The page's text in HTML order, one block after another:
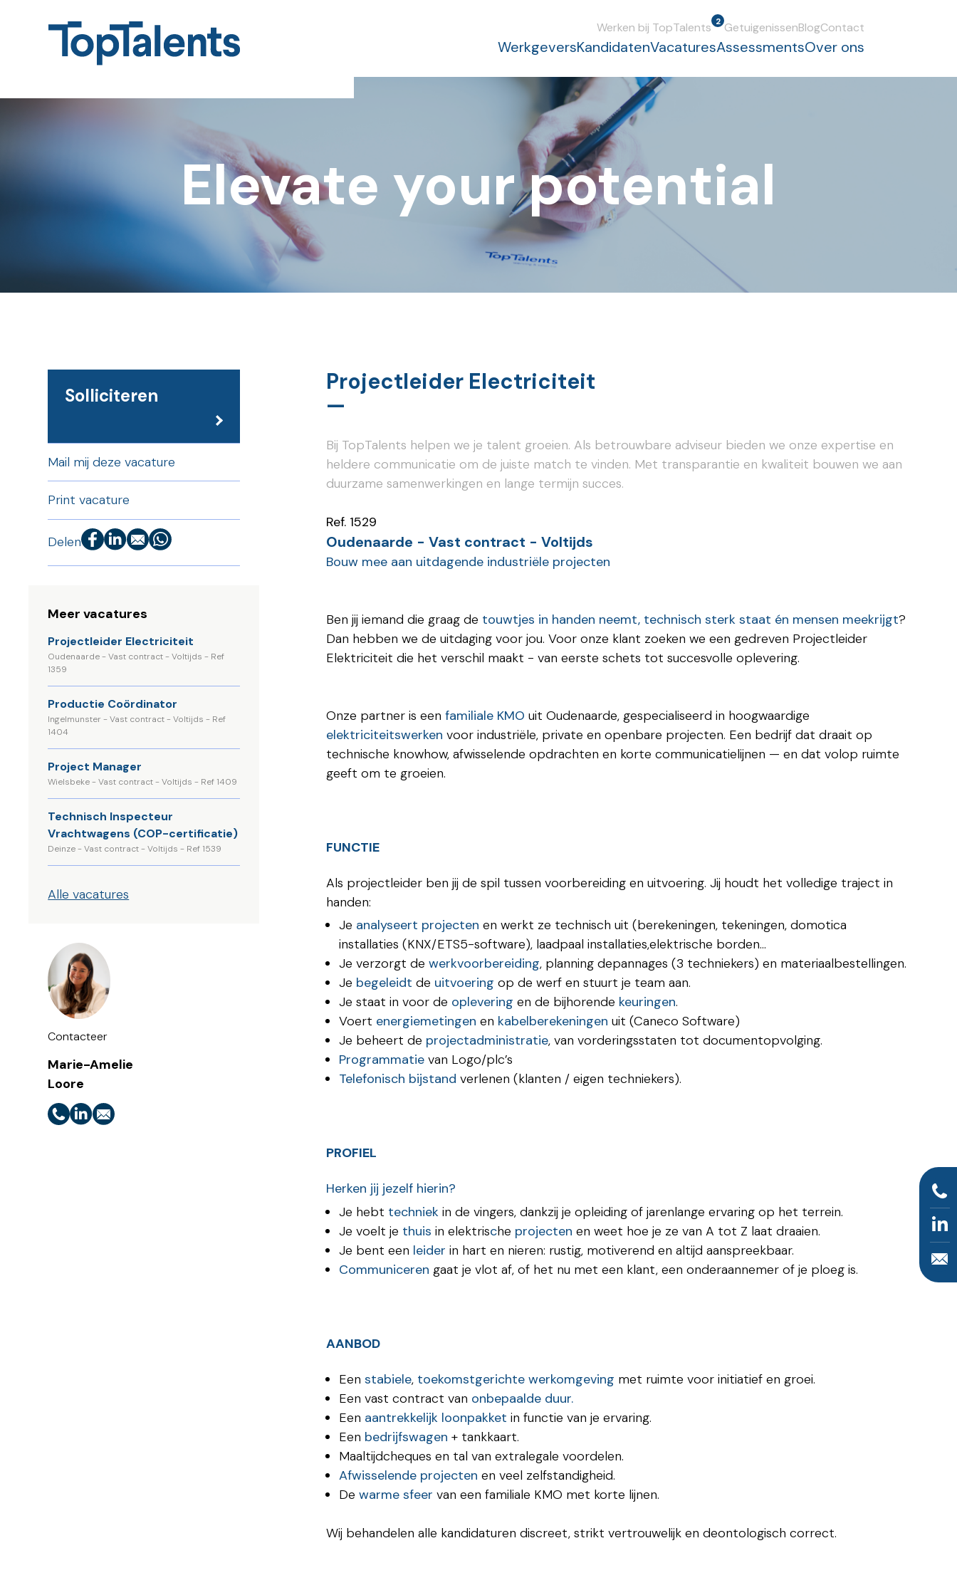
WerkgeversKandidatenVacaturesAssessmentsOver ons
Werken bij TopTalents 2 GetuigenissenBlogContact
Elevate your potential
Solliciteren
Mail mij deze vacature
Print vacature
Delen
Meer vacatures
Projectleider Electriciteit
Oudenaarde - Vast contract - Voltijds - Ref
1359
Productie Coördinator
Ingelmunster - Vast contract - Voltijds - Ref
1404
Project Manager
Wielsbeke - Vast contract - Voltijds - Ref 1409
Technisch Inspecteur
Vrachtwagens (COP-certificatie)
Deinze - Vast contract - Voltijds - Ref 1539
Alle vacatures
Contacteer
Marie-Amelie
Loore
Projectleider Electriciteit
—
Bij TopTalents helpen we je talent groeien. Als betrouwbare adviseur bieden we onze expertise en
heldere communicatie om de juiste match te vinden. Met transparantie en kwaliteit bouwen we aan
duurzame samenwerkingen en lange termijn succes.
Ref. 1529
Oudenaarde - Vast contract - Voltijds
Bouw mee aan uitdagende industriële projecten
Ben jij iemand die graag de touwtjes in handen neemt, technisch sterk staat én mensen meekrijgt?
Dan hebben we de uitdaging voor jou. Voor onze klant zoeken we een gedreven Projectleider
Elektriciteit die het verschil maakt - van eerste schets tot succesvolle oplevering.
Onze partner is een familiale KMO uit Oudenaarde, gespecialiseerd in hoogwaardige
elektriciteitswerkenvoor industriële, private en openbare projecten. Een bedrijf dat draait op
technische knowhow, afwisselende opdrachten en korte communicatielijnen — en dat volop ruimte
geeft om te groeien.
FUNCTIE
Als projectleider ben jij de spil tussen voorbereiding en uitvoering. Jij houdt het volledige traject in
handen:
Je analyseert projectenen werkt ze technisch uit (berekeningen, tekeningen, domotica
installaties (KNX/ETS5-software), laadpaal installaties,elektrische borden...
Je verzorgt dewerkvoorbereiding, planning depannages (3 techniekers) en materiaalbestellingen.
Je begeleidtde uitvoeringop de werf en stuurt je team aan.
Je staat in voor de opleveringen de bijhorende keuringen.
Voert energiemetingenen kabelberekeningenuit (Caneco Software)
Je beheert de projectadministratie, van vorderingsstaten tot documentopvolging.
Programmatievan Logo/plc’s
Telefonisch bijstandverlenen (klanten / eigen techniekers).
PROFIEL
Herken jij jezelf hierin?
Je hebt techniekin de vingers, dankzij je opleiding of jarenlange ervaring op het terrein.
Je voelt je thuisin elektrische projectenen weet hoe je ze van A tot Z laat draaien.
Je bent een leiderin hart en nieren: rustig, motiverend en altijd aanspreekbaar.
Communiceren gaat je vlot af, of het nu met een klant, een onderaannemer of je ploeg is.
AANBOD
Eenstabiele, toekomstgerichte werkomgeving met ruimte voor initiatief en groei.
Een vast contract van onbepaalde duur.
Een aantrekkelijk loonpakketin functie van je ervaring.
Een bedrijfswagen+ tankkaart.
Maaltijdcheques en tal van extralegale voordelen.
Afwisselende projectenen veel zelfstandigheid.
Dewarme sfeervan een familiale KMO met korte lijnen.
Wij behandelen alle kandidaturen discreet, strikt vertrouwelijk en deontologisch correct.